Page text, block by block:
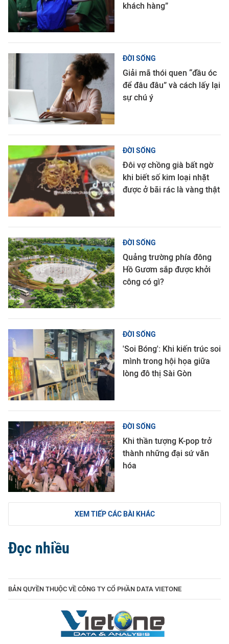
khách hàng”
ĐỜI SỐNG
Giải mã thói quen “đầu óc
để đâu đâu” và cách lấy lại
sự chú ý
ĐỜI SỐNG
Đôi vợ chồng già bất ngờ
khi biết số kim loại nhặt
được ở bãi rác là vàng thật
ĐỜI SỐNG
Quảng trường phía đông
Hồ Gươm sắp được khởi
công có gì?
ĐỜI SỐNG
'Soi Bóng': Khi kiến trúc soi
mình trong hội họa giữa
lòng đô thị Sài Gòn
ĐỜI SỐNG
Khi thần tượng K-pop trở
thành những đại sứ văn
hóa
XEM TIẾP CÁC BÀI KHÁC
Đọc nhiều
BẢN QUYỀN THUỘC VỀ CÔNG TY CỔ PHẦN DATA VIETONE